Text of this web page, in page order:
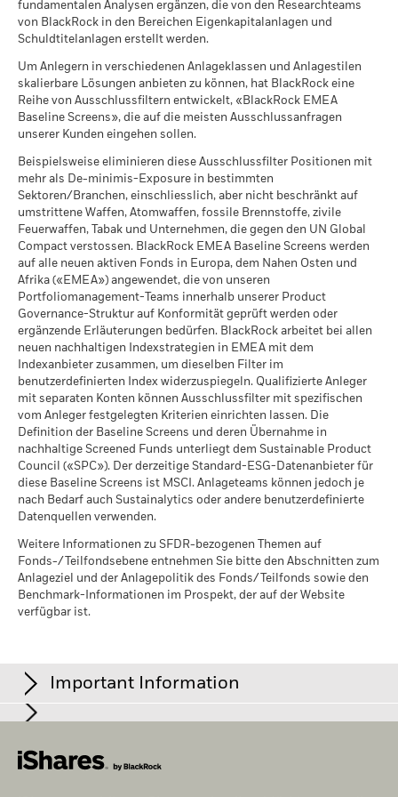
Valoren 145579711
Leihübersicht ist nicht verfügbar, da weniger als ein Jahr
Leistungsdaten vorliegt.
Die annualisierte Rendite aus Wertpapierleihgeschäften
errechnet sich aus den ungeprüften Nettoeinnahmen des
Fonds aus der Wertpapierleihe über einen Zeitraum von 12
Monaten, dividiert durch den durchschnittlichen NAV des
Fonds im selben Zeitraum. BlackRock verfolgt die Politik,
vierteljährlich mit einer einmonatigen Verzögerung Angaben
zur Wertentwicklung zu veröffentlichen. Das bedeutet, dass
die Renditen für den Zeitraum vom 01/01/2019 bis
31/12/2019 ab dem 01/02/2020 veröffentlicht werden
können.
Das maximale Leihvolumen kann im Laufe der Zeit
Schwankungen unterliegen.
Bei der Wertpapierleihe besteht das Risiko von Verlusten falls
ein Entleiher vor der Rückgabe der Werpapiere ausfällt und
auf Grund von Marktbewegungen der Wert der Sicherheiten
fällt und / oder der Wert der verliehenen Wertpapiere
ansteigt.
Mindest. Es gibt keine garantierte Mindestrendite.
Stress
Jährliche Durchschnittsrendite
Ungünstig
Was Sie nach Abzug der Kosten erhalten
Jährliche Durchschnittsrendite
Mittler
Was Sie nach Abzug der Kosten erhalten
Jährliche Durchschnittsrendite
Günstig
Was Sie nach Abzug der Kosten erhalten
Jährliche Durchschnittsrendite
Das Stressszenario zeigt, was Sie im Fall extremer
Marktbedingungen zurückerhalten könnten.
Nachhaltigkeitsmerkmalen zugrunde liegen, erfahren Sie
MSCI ESG-Fondsbewertung
(AAA-CCC)
Per 17.Juli2026
MSCI ESG-Qualitätswert (0-
Per 17.Juli2026
Globale Lipper-
Klassifizierung des Fonds
Per 17.Juli2026
Equity Global
MSCI-gewichtete
durchschnittliche
Kohlenstoffintensität
(Tonnen CO2E/$M UMSATZ)
Per 17.Juli2026
78.91
MSCI-Daten zum impliziten
Temperaturanstieg (+0-
3,0°C)
Per 17.Juli2026
MSCI ESG-%-Abdeckung
Per 17.Juli2026
MSCI ESG-Qualitätswert -
Per 17.Juli2026
36.33
Fonds in der
Vergleichsgruppe
Per 17.Juli2026
MSCI-Daten zur gewichteten
durchschnittlichen
99.35
MSCI-Daten zum impliziten
Temperaturanstieg in Prozent
Sustainability related disclosure - ISSAAITTL
(en)
iShares IV plc - Prospectus (English)
iShares IV plc - Prospectus (English -
Switzerland)
iShares IV plc - Prospectus (German -
Switzerland)
iShares IV plc - Prospectus (German -
Austria^Germany^Switzerland)
See all documents
fundamentalen Analysen ergänzen, die von den Researchteams
von BlackRock in den Bereichen Eigenkapitalanlagen und
Schuldtitelanlagen erstellt werden.
Um Anlegern in verschiedenen Anlageklassen und Anlagestilen
skalierbare Lösungen anbieten zu können, hat BlackRock eine
Reihe von Ausschlussfiltern entwickelt, «BlackRock EMEA
Baseline Screens», die auf die meisten Ausschlussanfragen
unserer Kunden eingehen sollen.
Beispielsweise eliminieren diese Ausschlussfilter Positionen mit
mehr als De-minimis-Exposure in bestimmten
Sektoren/Branchen, einschliesslich, aber nicht beschränkt auf
umstrittene Waffen, Atomwaffen, fossile Brennstoffe, zivile
Feuerwaffen, Tabak und Unternehmen, die gegen den UN Global
Compact verstossen. BlackRock EMEA Baseline Screens werden
auf alle neuen aktiven Fonds in Europa, dem Nahen Osten und
Afrika («EMEA») angewendet, die von unseren
Portfoliomanagement-Teams innerhalb unserer Product
Governance-Struktur auf Konformität geprüft werden oder
ergänzende Erläuterungen bedürfen. BlackRock arbeitet bei allen
neuen nachhaltigen Indexstrategien in EMEA mit dem
Indexanbieter zusammen, um dieselben Filter im
benutzerdefinierten Index widerzuspiegeln. Qualifizierte Anleger
mit separaten Konten können Ausschlussfilter mit spezifischen
vom Anleger festgelegten Kriterien einrichten lassen. Die
Definition der Baseline Screens und deren Übernahme in
nachhaltige Screened Funds unterliegt dem Sustainable Product
Council («SPC»). Der derzeitige Standard-ESG-Datenanbieter für
diese Baseline Screens ist MSCI. Anlageteams können jedoch je
nach Bedarf auch Sustainalytics oder andere benutzerdefinierte
Datenquellen verwenden.
Weitere Informationen zu SFDR-bezogenen Themen auf
Fonds-/Teilfondsebene entnehmen Sie bitte den Abschnitten zum
Anlageziel und der Anlagepolitik des Fonds/Teilfonds sowie den
Benchmark-Informationen im Prospekt, der auf der Website
verfügbar ist.
Important Information
Kapitalmassnahmen oder andere Situationen geben, die den
Fonds oder Index veranlassen können, passiv Wertpapiere zu
Im Europäischen Wirtschaftsraum (EWR):
Dokument wird von der BlackRock (Netherlands) B.V.